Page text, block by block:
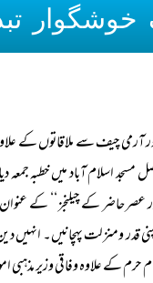
آرمی چیف سے ملاقاتوں کے
کیا اورملک بھر کے مختلف علماء سے ملاقاتیں بھی کی۔ امام حرم نے۱۲ اپریل کو
عصر حاضر کے چیلنجز ‘‘ کے
ومنزلت پہچانیں۔ انہیں دین
علاوہ وفاقی وزیر مذہبی